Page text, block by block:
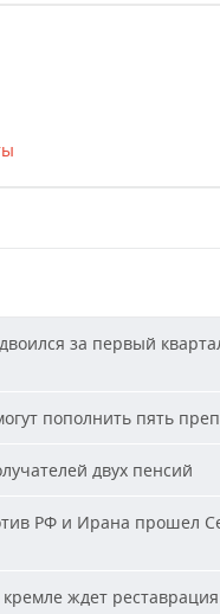
за первый
пополнить пять
двух пенсий
РФ и Ирана прошел
ждет реставрация